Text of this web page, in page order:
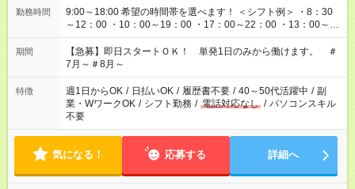
勤務時間
9:00～18:00 希望の時間帯を選べます！ ＜シフト例＞ ・8：30
～12：00 ・10：00～19：00 ・17：00～22：00 ・13：00～
22：00 ・22：00～翌6：00 など
期間
【急募】即日スタートＯＫ！ 単発1日のみから働けます。 ＃
7月～＃8月～
特徴 週1日からOK / 日払いOK / 履歴書不要 / 40～50代活躍中 / 副
業・WワークOK / シフト勤務 / 電話対応なし / パソコンスキル
不要
気になる！ 応募する 詳細へ